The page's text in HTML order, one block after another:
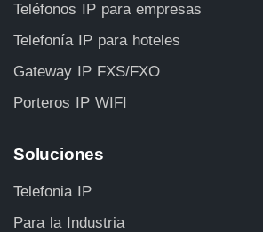
Teléfonos IP para empresas
Telefonía IP para hoteles
Gateway IP FXS/FXO
Porteros IP WIFI
Soluciones
Telefonia IP
Para la Industria